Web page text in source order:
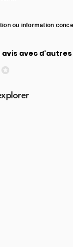
ou information
avis avec
le moment